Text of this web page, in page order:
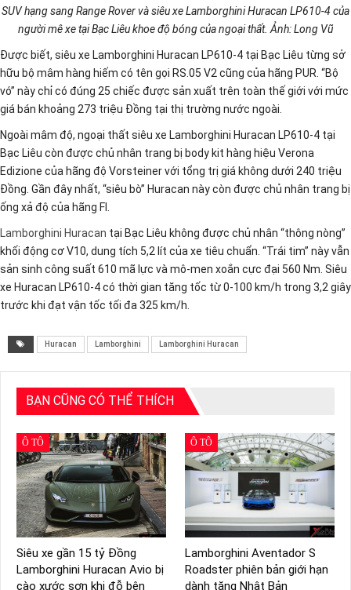
SUV hạng sang Range Rover và siêu xe Lamborghini Huracan LP610-4 của
người mê xe tại Bạc Liêu khoe độ bóng của ngoại thất. Ảnh: Long Vũ
Được biết, siêu xe Lamborghini Huracan LP610-4 tại Bạc Liêu từng sở
hữu bộ mâm hàng hiếm có tên gọi RS.05 V2 cũng của hãng PUR. “Bộ
vó” này chỉ có đúng 25 chiếc được sản xuất trên toàn thế giới với mức
giá bán khoảng 273 triệu Đồng tại thị trường nước ngoài.
Ngoài mâm độ, ngoại thất siêu xe Lamborghini Huracan LP610-4 tại
Bạc Liêu còn được chủ nhân trang bị body kit hàng hiệu Verona
Edizione của hãng độ Vorsteiner với tổng trị giá không dưới 240 triệu
Đồng. Gần đây nhất, “siêu bò” Huracan này còn được chủ nhân trang bị
ống xả độ của hãng FI.
Lamborghini Huracan tại Bạc Liêu không được chủ nhân “thông nòng”
khối động cơ V10, dung tích 5,2 lít của xe tiêu chuẩn. “Trái tim” này vẫn
sản sinh công suất 610 mã lực và mô-men xoắn cực đại 560 Nm. Siêu
xe Huracan LP610-4 có thời gian tăng tốc từ 0-100 km/h trong 3,2 giây
trước khi đạt vận tốc tối đa 325 km/h.
Huracan Lamborghini Lamborghini Huracan
BẠN CŨNG CÓ THỂ THÍCH
Ô TÔ
Siêu xe gần 15 tỷ Đồng
Lamborghini Huracan Avio bị
cào xước sơn khi đỗ bên
Ô TÔ
Lamborghini Aventador S
Roadster phiên bản giới hạn
dành tặng Nhật Bản